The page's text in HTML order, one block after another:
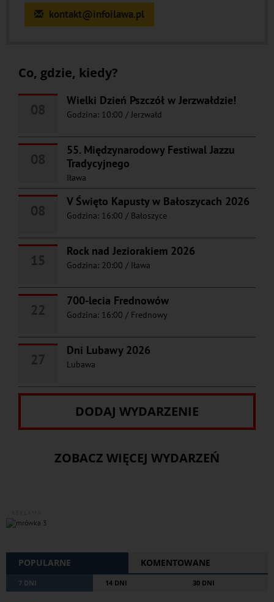
kontakt@infoilawa.pl
Co, gdzie, kiedy?
Wielki Dzień Pszczół w Jerzwałdzie!
Godzina: 10:00 / Jerzwałd
55. Międzynarodowy Festiwal Jazzu
Tradycyjnego
Iława
V Święto Kapusty w Bałoszycach 2026
Godzina: 16:00 / Bałoszyce
Rock nad Jeziorakiem 2026
Godzina: 20:00 / Iława
700-lecia Frednowów
Godzina: 16:00 / Frednowy
Dni Lubawy 2026
Lubawa
DODAJ WYDARZENIE
ZOBACZ WIĘCEJ WYDARZEŃ
POPULARNE KOMENTOWANE
7 DNI 14 DNI 30 DNI